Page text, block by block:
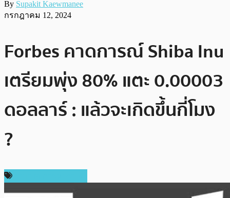
By Supakit Kaewmanee
กรกฎาคม 12, 2024
Forbes คาดการณ์ Shiba Inu
เตรียมพุ่ง 80% แตะ 0.00003
ดอลลาร์ : แล้วจะเกิดขึ้นกี่โมง
?